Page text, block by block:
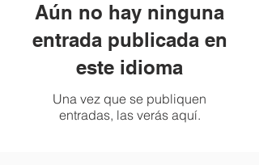
Aún no hay ninguna
entrada publicada en
este idioma
Una vez que se publiquen
entradas, las verás aquí.